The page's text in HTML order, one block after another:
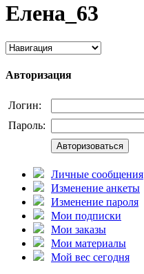
Елена_63
Авторизация
Логин:
Пароль:
Авторизоваться
Личные сообщения
Изменение анкеты
Изменение пароля
Мои подписки
Мои заказы
Мои материалы
Мой вес сегодня